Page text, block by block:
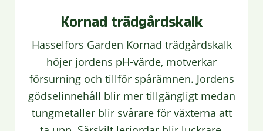
Kornad trädgårdskalk
Hasselfors Garden Kornad trädgårdskalk
höjer jordens pH-värde, motverkar
försurning och tillför spårämnen. Jordens
gödselinnehåll blir mer tillgängligt medan
tungmetaller blir svårare för växterna att